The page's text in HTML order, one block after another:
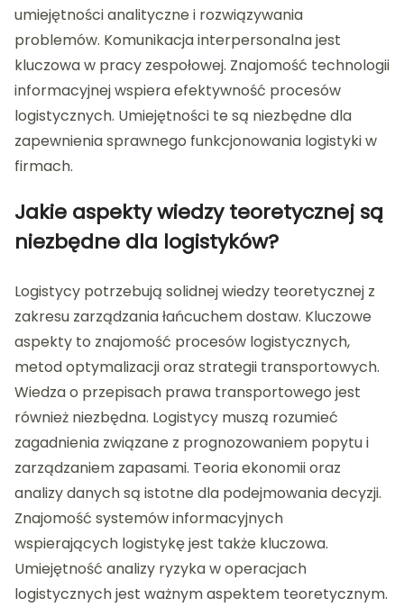
umiejętności analityczne i rozwiązywania
problemów. Komunikacja interpersonalna jest
kluczowa w pracy zespołowej. Znajomość technologii
informacyjnej wspiera efektywność procesów
logistycznych. Umiejętności te są niezbędne dla
zapewnienia sprawnego funkcjonowania logistyki w
firmach.
Jakie aspekty wiedzy teoretycznej są
niezbędne dla logistyków?
Logistycy potrzebują solidnej wiedzy teoretycznej z
zakresu zarządzania łańcuchem dostaw. Kluczowe
aspekty to znajomość procesów logistycznych,
metod optymalizacji oraz strategii transportowych.
Wiedza o przepisach prawa transportowego jest
również niezbędna. Logistycy muszą rozumieć
zagadnienia związane z prognozowaniem popytu i
zarządzaniem zapasami. Teoria ekonomii oraz
analizy danych są istotne dla podejmowania decyzji.
Znajomość systemów informacyjnych
wspierających logistykę jest także kluczowa.
Umiejętność analizy ryzyka w operacjach
logistycznych jest ważnym aspektem teoretycznym.